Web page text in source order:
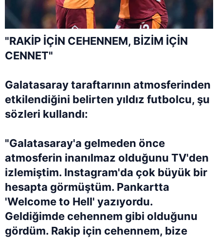
"RAKİP İÇİN CEHENNEM, BİZİM İÇİN
CENNET"
Galatasaray taraftarının atmosferinden
etkilendiğini belirten yıldız futbolcu, şu
sözleri kullandı:
"Galatasaray'a gelmeden önce
atmosferin inanılmaz olduğunu TV'den
izlemiştim. Instagram'da çok büyük bir
hesapta görmüştüm. Pankartta
'Welcome to Hell' yazıyordu.
Geldiğimde cehennem gibi olduğunu
gördüm. Rakip için cehennem, bize